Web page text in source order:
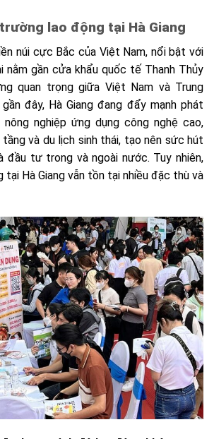
lao động tại Hà Giang
núi cực Bắc của Việt Nam, nổi bật với
nằm gần cửa khẩu quốc tế Thanh Thủy
quan trọng giữa Việt Nam và Trung
đây, Hà Giang đang đẩy mạnh phát
nông nghiệp ứng dụng công nghệ cao,
và du lịch sinh thái, tạo nên sức hút
đầu tư trong và ngoài nước. Tuy nhiên,
Hà Giang vẫn tồn tại nhiều đặc thù và